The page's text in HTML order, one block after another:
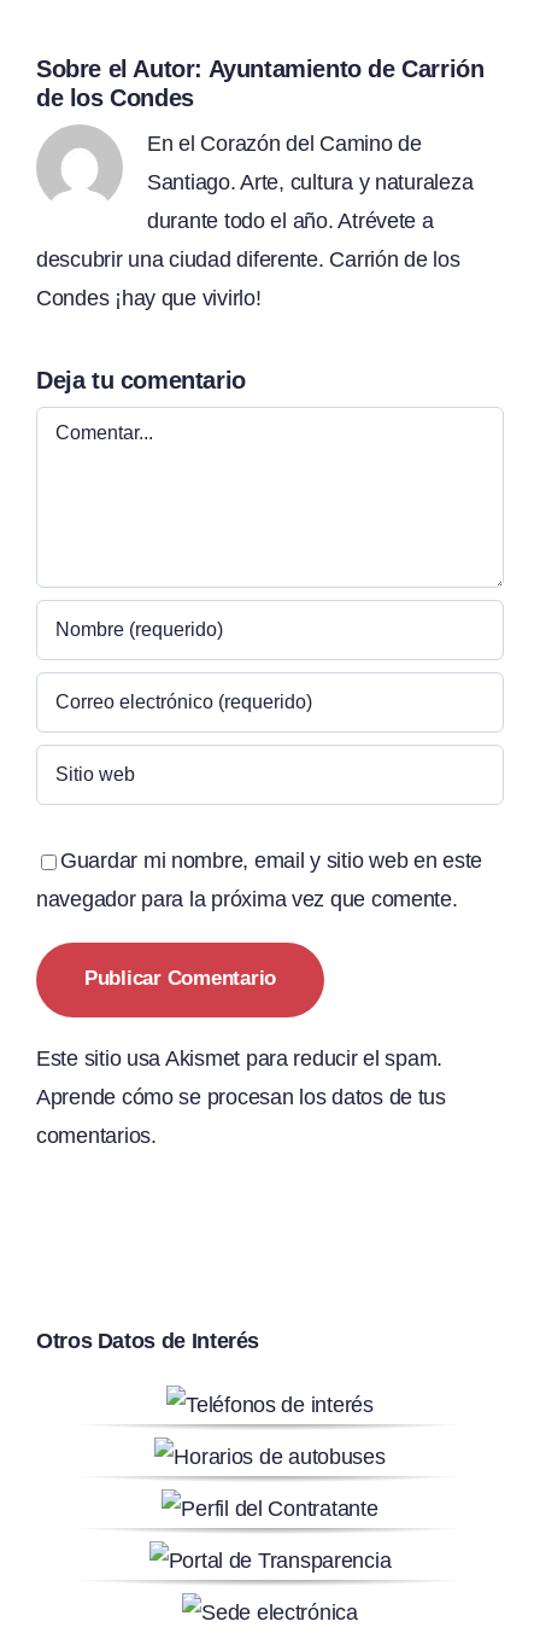
Sobre el Autor: Ayuntamiento de Carrión
de los Condes
En el Corazón del Camino de
Santiago. Arte, cultura y naturaleza
durante todo el año. Atrévete a
descubrir una ciudad diferente. Carrión de los
Condes ¡hay que vivirlo!
Deja tu comentario
Comentar
Guardar mi nombre, email y sitio web en este
navegador para la próxima vez que comente.
Este sitio usa Akismet para reducir el spam.
Aprende cómo se procesan los datos de tus
comentarios.
Otros Datos de Interés